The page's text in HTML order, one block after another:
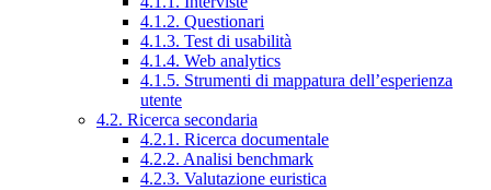
4.1.2. Questionari
4.1.3. Test di usabilità
4.1.4. Web analytics
4.1.5. Strumenti di mappatura dell’esperienza
utente
4.2. Ricerca secondaria
4.2.1. Ricerca documentale
4.2.2. Analisi benchmark
4.2.3. Valutazione euristica